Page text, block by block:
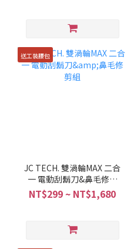
送工裝腰包
JC TECH. 雙渦輪MAX 二合
一 電動刮鬍刀&鼻毛修剪
組
NT$299 ~ NT$1,680